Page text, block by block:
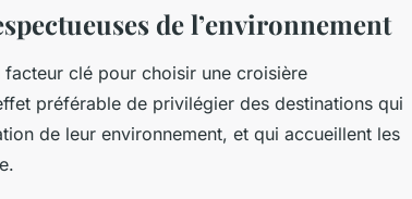
de l’environnement
clé pour choisir une croisière
préférable de privilégier des destinations qui
de leur environnement, et qui accueillent les